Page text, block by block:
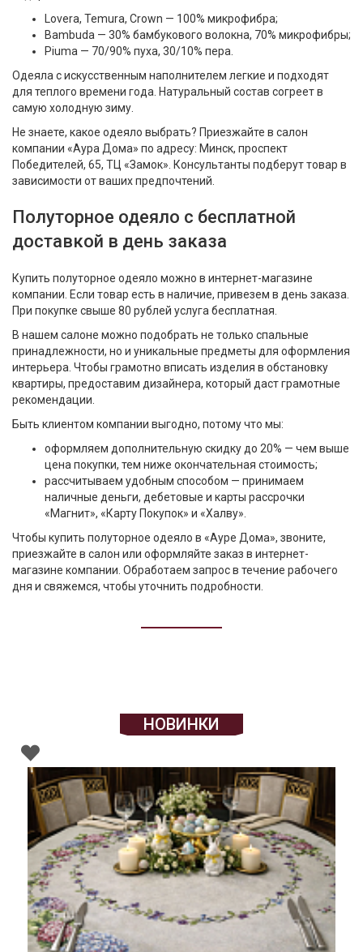
Lovera, Temura, Crown — 100% микрофибра;
Bambuda — 30% бамбукового волокна, 70% микрофибры;
Piuma — 70/90% пуха, 30/10% пера.
Одеяла с искусственным наполнителем легкие и подходят
для теплого времени года. Натуральный состав согреет в
самую холодную зиму.
Не знаете, какое одеяло выбрать? Приезжайте в салон
компании «Аура Дома» по адресу: Минск, проспект
Победителей, 65, ТЦ «Замок». Консультанты подберут товар в
зависимости от ваших предпочтений.
Полуторное одеяло с бесплатной
доставкой в день заказа
Купить полуторное одеяло можно в интернет-магазине
компании. Если товар есть в наличие, привезем в день заказа.
При покупке свыше 80 рублей услуга бесплатная.
В нашем салоне можно подобрать не только спальные
принадлежности, но и уникальные предметы для оформления
интерьера. Чтобы грамотно вписать изделия в обстановку
квартиры, предоставим дизайнера, который даст грамотные
рекомендации.
Быть клиентом компании выгодно, потому что мы:
оформляем дополнительную скидку до 20% — чем выше
цена покупки, тем ниже окончательная стоимость;
рассчитываем удобным способом — принимаем
наличные деньги, дебетовые и карты рассрочки
«Магнит», «Карту Покупок» и «Халву».
Чтобы купить полуторное одеяло в «Ауре Дома», звоните,
приезжайте в салон или оформляйте заказ в интернет-
магазине компании. Обработаем запрос в течение рабочего
дня и свяжемся, чтобы уточнить подробности.
НОВИНКИ